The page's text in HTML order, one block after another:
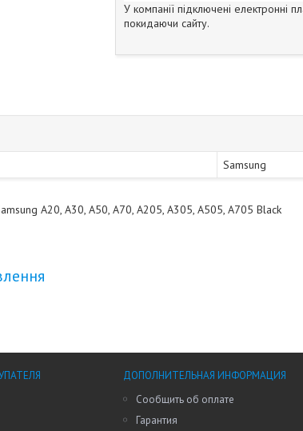
У компанії підключені електронні
покидаючи сайту.
Samsung
A20, A30, A50, A70, A205, A305, A505, A705 Black
ДОПОЛНИТЕЛЬНАЯ ИНФОРМАЦИЯ
Сообщить об оплате
Гарантия